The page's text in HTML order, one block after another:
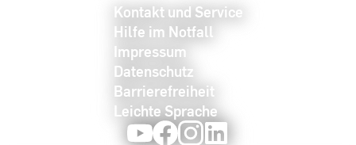
Kontakt und Service
Hilfe im Notfall
Impressum
Datenschutz
Barrierefreiheit
Leichte Sprache
YoutubeFacebookInstagram